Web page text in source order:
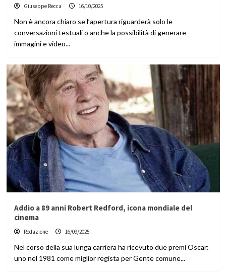
Giuseppe Recca 16/10/2025
Non è ancora chiaro se l’apertura riguarderà solo le
conversazioni testuali o anche la possibilità di generare
immagini e video...
Addio a 89 anni Robert Redford, icona mondiale del
cinema
Redazione 16/09/2025
Nel corso della sua lunga carriera ha ricevuto due premi Oscar:
uno nel 1981 come miglior regista per Gente comune...